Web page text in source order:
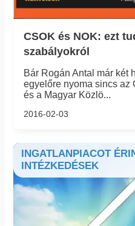
CSOK és NOK: ezt
szabályokról
Bár Rogán Antal már két
egyelőre nyoma sincs az
és a Magyar Közlö...
2016-02-03
INGATLANPIACOT
INTÉZKEDÉSEK